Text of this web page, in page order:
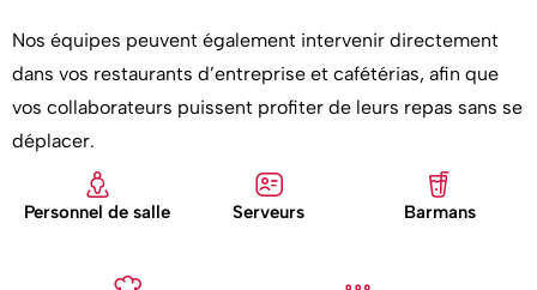
Nos équipes peuvent également intervenir directement
dans vos restaurants d’entreprise et cafétérias, afin que
vos collaborateurs puissent profiter de leurs repas sans se
déplacer.
Personnel de salle Serveurs Barmans